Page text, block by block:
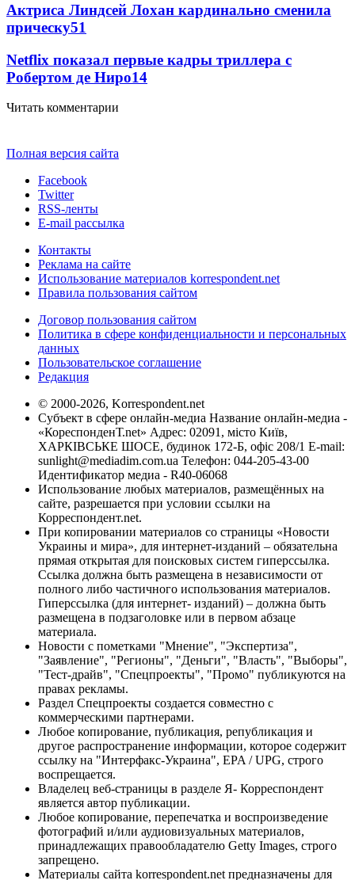
Актриса Линдсей Лохан кардинально сменила
прическу51
Netflix показал первые кадры триллера с
Робертом де Ниро14
Читать комментарии
Полная версия сайта
Facebook
Twitter
RSS-ленты
E-mail рассылка
Контакты
Реклама на сайте
Использование материалов korrespondent.net
Правила пользования сайтом
Договор пользования сайтом
Политика в сфере конфиденциальности и персональных
данных
Пользовательское соглашение
Редакция
© 2000-2026, Korrespondent.net
Субъект в сфере онлайн-медиа Название онлайн-медиа -
«КореспонденТ.net» Адрес: 02091, місто Київ,
ХАРКІВСЬКЕ ШОСЕ, будинок 172-Б, офіс 208/1 E-mail:
sunlight@mediadim.com.ua Телефон: 044-205-43-00
Идентификатор медиа - R40-06068
Использование любых материалов, размещённых на
сайте, разрешается при условии ссылки на
Корреспондент.net.
При копировании материалов со страницы «Новости
Украины и мира», для интернет-изданий – обязательна
прямая открытая для поисковых систем гиперссылка.
Ссылка должна быть размещена в независимости от
полного либо частичного использования материалов.
Гиперссылка (для интернет- изданий) – должна быть
размещена в подзаголовке или в первом абзаце
материала.
Новости с пометками "Мнение", "Экспертиза",
"Заявление", "Регионы", "Деньги", "Власть", "Выборы",
"Тест-драйв", "Спецпроекты", "Промо" публикуются на
правах рекламы.
Раздел Спецпроекты создается совместно с
коммерческими партнерами.
Любое копирование, публикация, републикация и
другое распространение информации, которое содержит
ссылку на "Интерфакс-Украина", EPA / UPG, строго
воспрещается.
Владелец веб-страницы в разделе Я- Корреспондент
является автор публикации.
Любое копирование, перепечатка и воспроизведение
фотографий и/или аудиовизуальных материалов,
принадлежащих правообладателю Getty Images, строго
запрещено.
Материалы сайта korrespondent.net предназначены для